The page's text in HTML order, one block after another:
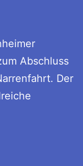
Abschluss
Der